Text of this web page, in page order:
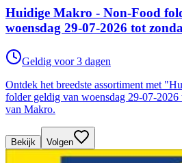
Huidige Makro - Non-Food
woensdag 29-07-2026 tot
Geldig voor 3 dagen
Ontdek het breedste assortiment met
folder geldig van woensdag 29-07-
van Makro.
Bekijk Volgen